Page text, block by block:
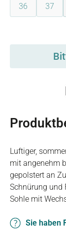
36(Diese Option
37
Luftiger,
mit angenehm
gepolstert an
Schnürung und
Sohle mit
Sie haben